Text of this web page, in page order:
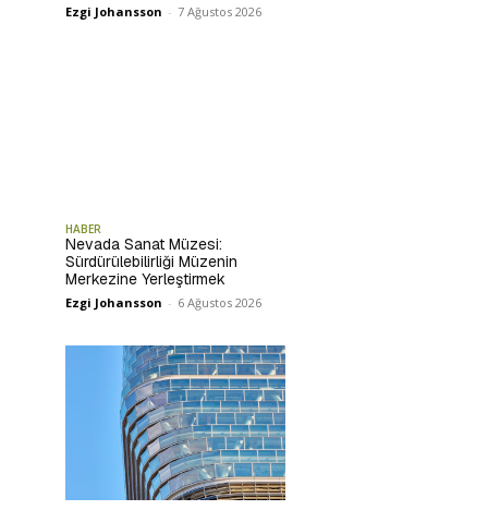
Ezgi Johansson - 7 Ağustos 2026
HABER
Nevada Sanat Müzesi:
Sürdürülebilirliği Müzenin
Merkezine Yerleştirmek
Ezgi Johansson - 6 Ağustos 2026